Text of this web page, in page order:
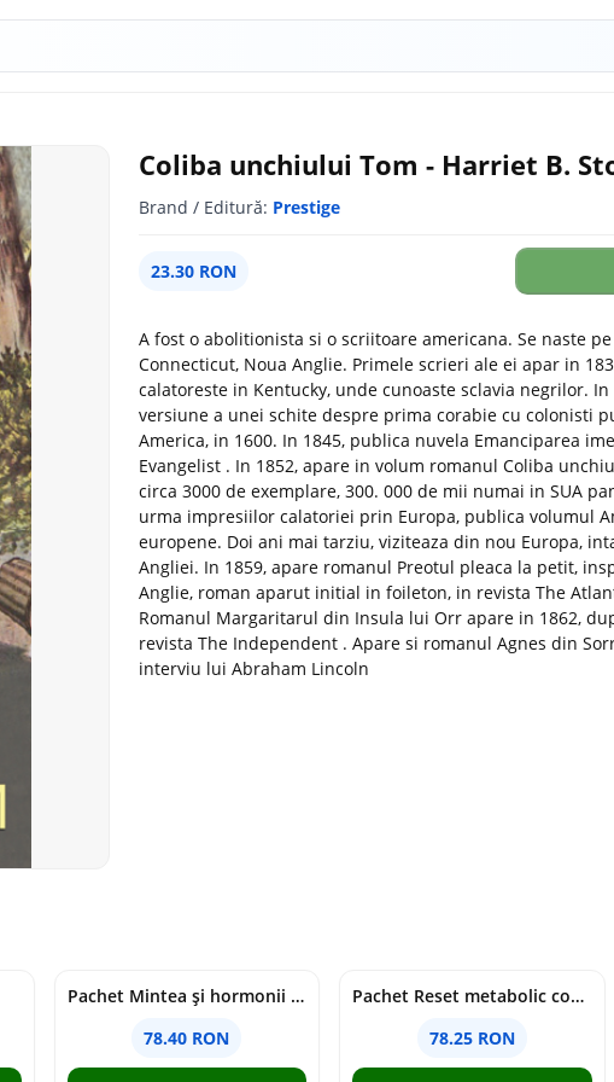
Coliba unchiului Tom - Harriet B.
Brand / Editură: Prestige
23.30 RON
A fost o abolitionista si o scriitoare americana. Se naste
Connecticut, Noua Anglie. Primele scrieri ale ei apar in
calatoreste in Kentucky, unde cunoaste sclavia negrilor.
versiune a unei schite despre prima corabie cu colonisti
America, in 1600. In 1845, publica nuvela Emanciparea
Evangelist . In 1852, apare in volum romanul Coliba
circa 3000 de exemplare, 300. 000 de mii numai in SUA
urma impresiilor calatoriei prin Europa, publica volumul
europene. Doi ani mai tarziu, viziteaza din nou Europa,
Angliei. In 1859, apare romanul Preotul pleaca la petit,
Anglie, roman aparut initial in foileton, in revista The
Romanul Margaritarul din Insula lui Orr apare in 1862,
revista The Independent . Apare si romanul Agnes din
interviu lui Abraham Lincoln
Pachet Mintea și hormonii tăi
78.40 RON
Pachet Reset metabolic complet
78.25 RON